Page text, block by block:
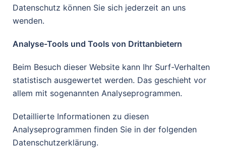
Datenschutz können Sie sich jederzeit an uns
wenden.
Analyse-Tools und Tools von Drittanbietern
Beim Besuch dieser Website kann Ihr Surf-Verhalten
statistisch ausgewertet werden. Das geschieht vor
allem mit sogenannten Analyseprogrammen.
Detaillierte Informationen zu diesen
Analyseprogrammen finden Sie in der folgenden
Datenschutzerklärung.